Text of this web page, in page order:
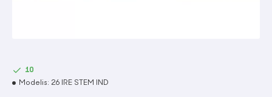
10
Modelis: 26 IRE STEM IND